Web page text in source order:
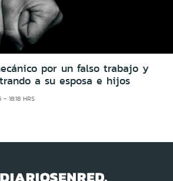
por un falso trabajo y
a su esposa e hijos
18:18 HRS